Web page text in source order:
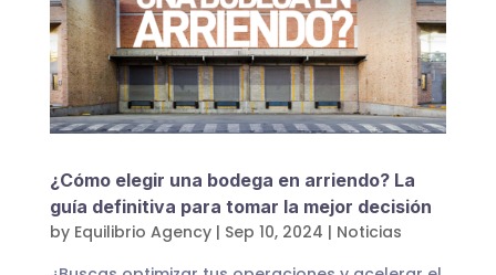
¿Cómo elegir una bodega en arriendo? La
guía definitiva para tomar la mejor decisión
by Equilibrio Agency| Sep 10, 2024 | Noticias